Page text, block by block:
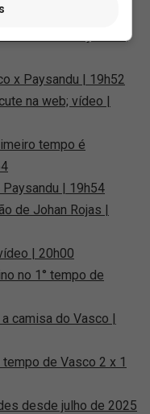
contra o Paysandu;
x Paysandu | 19h52
na web; vídeo |
tempo é
| 19h54
de Johan Rojas |
| 20h00
no 1° tempo de
camisa do Vasco |
de Vasco 2 x 1
desde julho de 2025